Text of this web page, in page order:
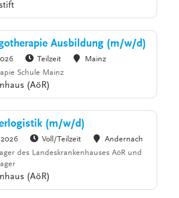
Ausbildung (m/w/d)
Teilzeit
Mainz
Schule Mainz
(AöR)
(m/w/d)
Voll/Teilzeit
Andernach
des Landeskrankenhauses AöR und
(AöR)